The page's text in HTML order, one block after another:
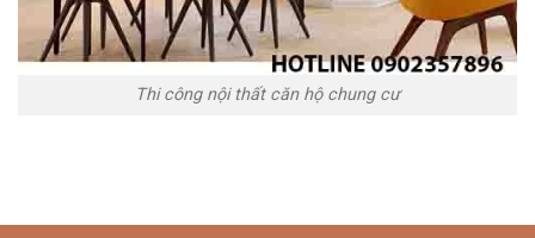
Thi công nội thất căn hộ chung cư